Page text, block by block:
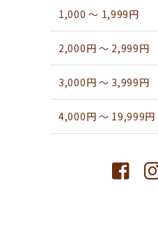
1,000 〜 1,999円
2,000円 〜 2,999円
3,000円 〜 3,999円
4,000円 〜 19,999円